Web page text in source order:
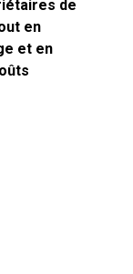
de
en
et en